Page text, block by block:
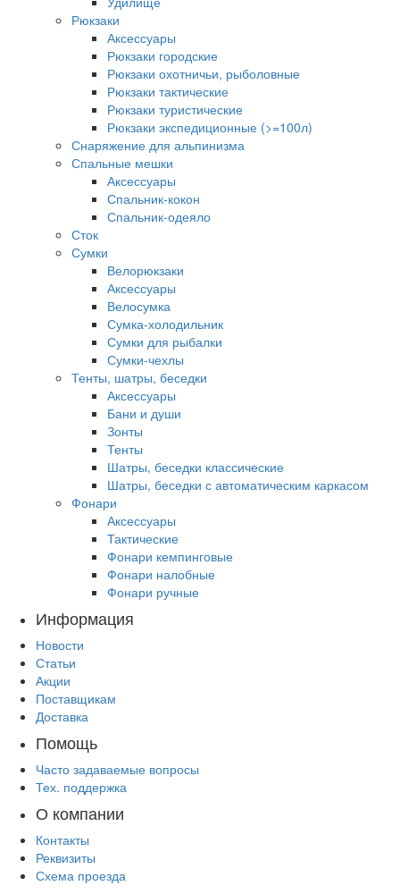
Рюкзаки
Аксессуары
Рюкзаки городские
Рюкзаки охотничьи, рыболовные
Рюкзаки тактические
Рюкзаки туристические
Рюкзаки экспедиционные (>=100л)
Снаряжение для альпинизма
Спальные мешки
Аксессуары
Спальник-кокон
Спальник-одеяло
Сток
Сумки
Велорюкзаки
Аксессуары
Велосумка
Сумка-холодильник
Сумки для рыбалки
Сумки-чехлы
Тенты, шатры, беседки
Аксессуары
Бани и души
Зонты
Тенты
Шатры, беседки классические
Шатры, беседки с автоматическим каркасом
Фонари
Аксессуары
Тактические
Фонари кемпинговые
Фонари налобные
Фонари ручные
Информация
Новости
Статьи
Акции
Поставщикам
Доставка
Помощь
Часто задаваемые вопросы
Тех. поддержка
О компании
Контакты
Реквизиты
Схема проезда